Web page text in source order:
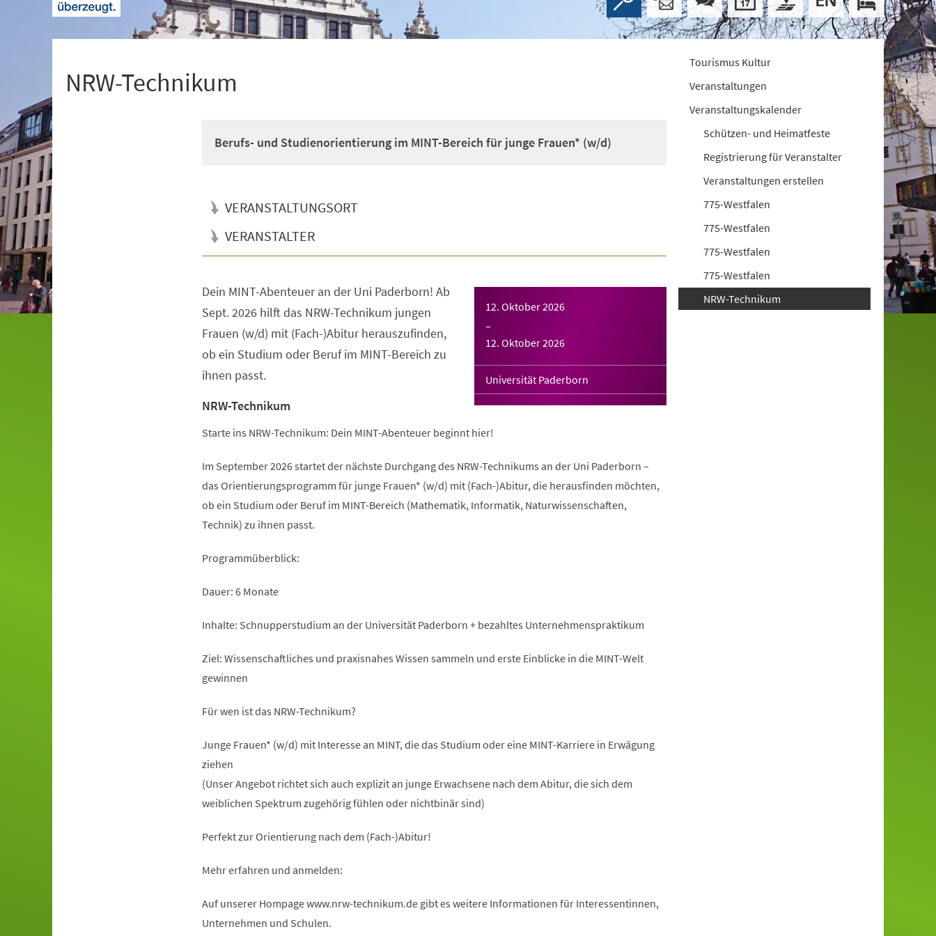
NRW-Technikum
Berufs- und Studienorientierung im MINT-Bereich für junge Frauen* (w/d)
VERANSTALTUNGSORT
VERANSTALTER
12. Oktober 2026
–
12. Oktober 2026
Universität Paderborn
Dein MINT-Abenteuer an der Uni Paderborn! Ab
Sept. 2026 hilft das NRW-Technikum jungen
Frauen (w/d) mit (Fach-)Abitur herauszufinden,
ob ein Studium oder Beruf im MINT-Bereich zu
ihnen passt.
NRW-Technikum
Starte ins NRW-Technikum: Dein MINT-Abenteuer beginnt hier!
Im September 2026 startet der nächste Durchgang des NRW-Technikums an der Uni Paderborn –
das Orientierungsprogramm für junge Frauen* (w/d) mit (Fach-)Abitur, die herausfinden möchten,
ob ein Studium oder Beruf im MINT-Bereich (Mathematik, Informatik, Naturwissenschaften,
Technik) zu ihnen passt.
Programmüberblick:
Dauer: 6 Monate
Inhalte: Schnupperstudium an der Universität Paderborn + bezahltes Unternehmenspraktikum
Ziel: Wissenschaftliches und praxisnahes Wissen sammeln und erste Einblicke in die MINT-Welt
gewinnen
Für wen ist das NRW-Technikum?
Junge Frauen* (w/d) mit Interesse an MINT, die das Studium oder eine MINT-Karriere in Erwägung
ziehen
(Unser Angebot richtet sich auch explizit an junge Erwachsene nach dem Abitur, die sich dem
weiblichen Spektrum zugehörig fühlen oder nichtbinär sind)
Perfekt zur Orientierung nach dem (Fach-)Abitur!
Mehr erfahren und anmelden:
Auf unserer Hompage www.nrw-technikum.de gibt es weitere Informationen für Interessentinnen,
Unternehmen und Schulen.
Tourismus Kultur
Veranstaltungen
Veranstaltungskalender
Schützen- und Heimatfeste
Registrierung für Veranstalter
Veranstaltungen erstellen
775-Westfalen
775-Westfalen
775-Westfalen
775-Westfalen
NRW-Technikum